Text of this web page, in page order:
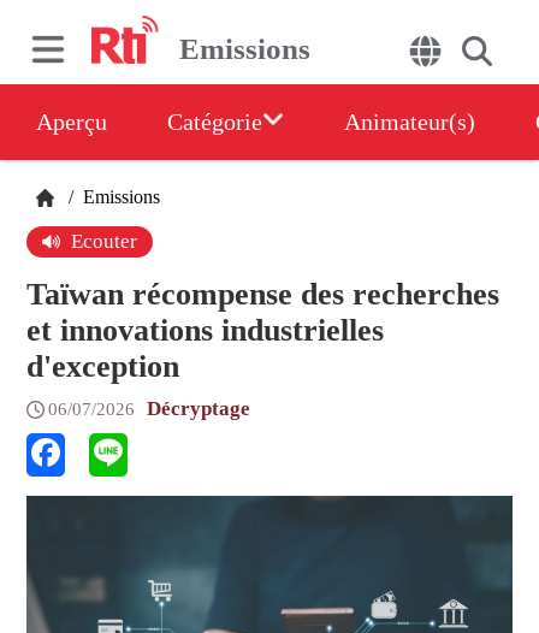
Emissions
Aperçu Catégorie Animateur(s)
/ Emissions
Ecouter
Taïwan récompense des recherches
et innovations industrielles
d'exception
06/07/2026 Décryptage